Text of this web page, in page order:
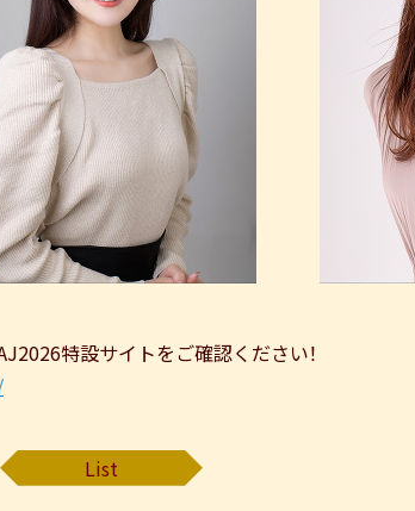
特設サイトをご確認ください！
List